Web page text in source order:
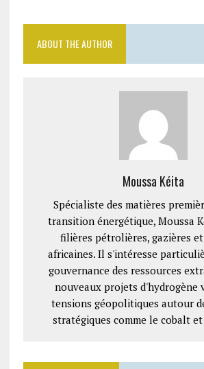
ABOUT THE AUTHOR
Moussa Kéita
Spécialiste des matières
transition énergétique, Moussa
filières pétrolières, gazières
africaines. Il s'intéresse
gouvernance des ressources
nouveaux projets d'hydrogène
tensions géopolitiques autour
stratégiques comme le cobalt